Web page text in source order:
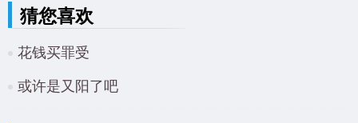
猜您喜欢
花钱买罪受
或许是又阳了吧